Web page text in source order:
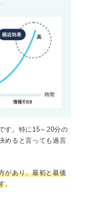
す。特に15～20分の
めると言っても過言
があり、最初と最後
。